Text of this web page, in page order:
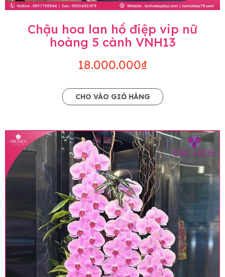
Chậu hoa lan hồ điệp vip nữ
hoàng 5 cành VNH13
18.000.000₫
CHO VÀO GIỎ HÀNG